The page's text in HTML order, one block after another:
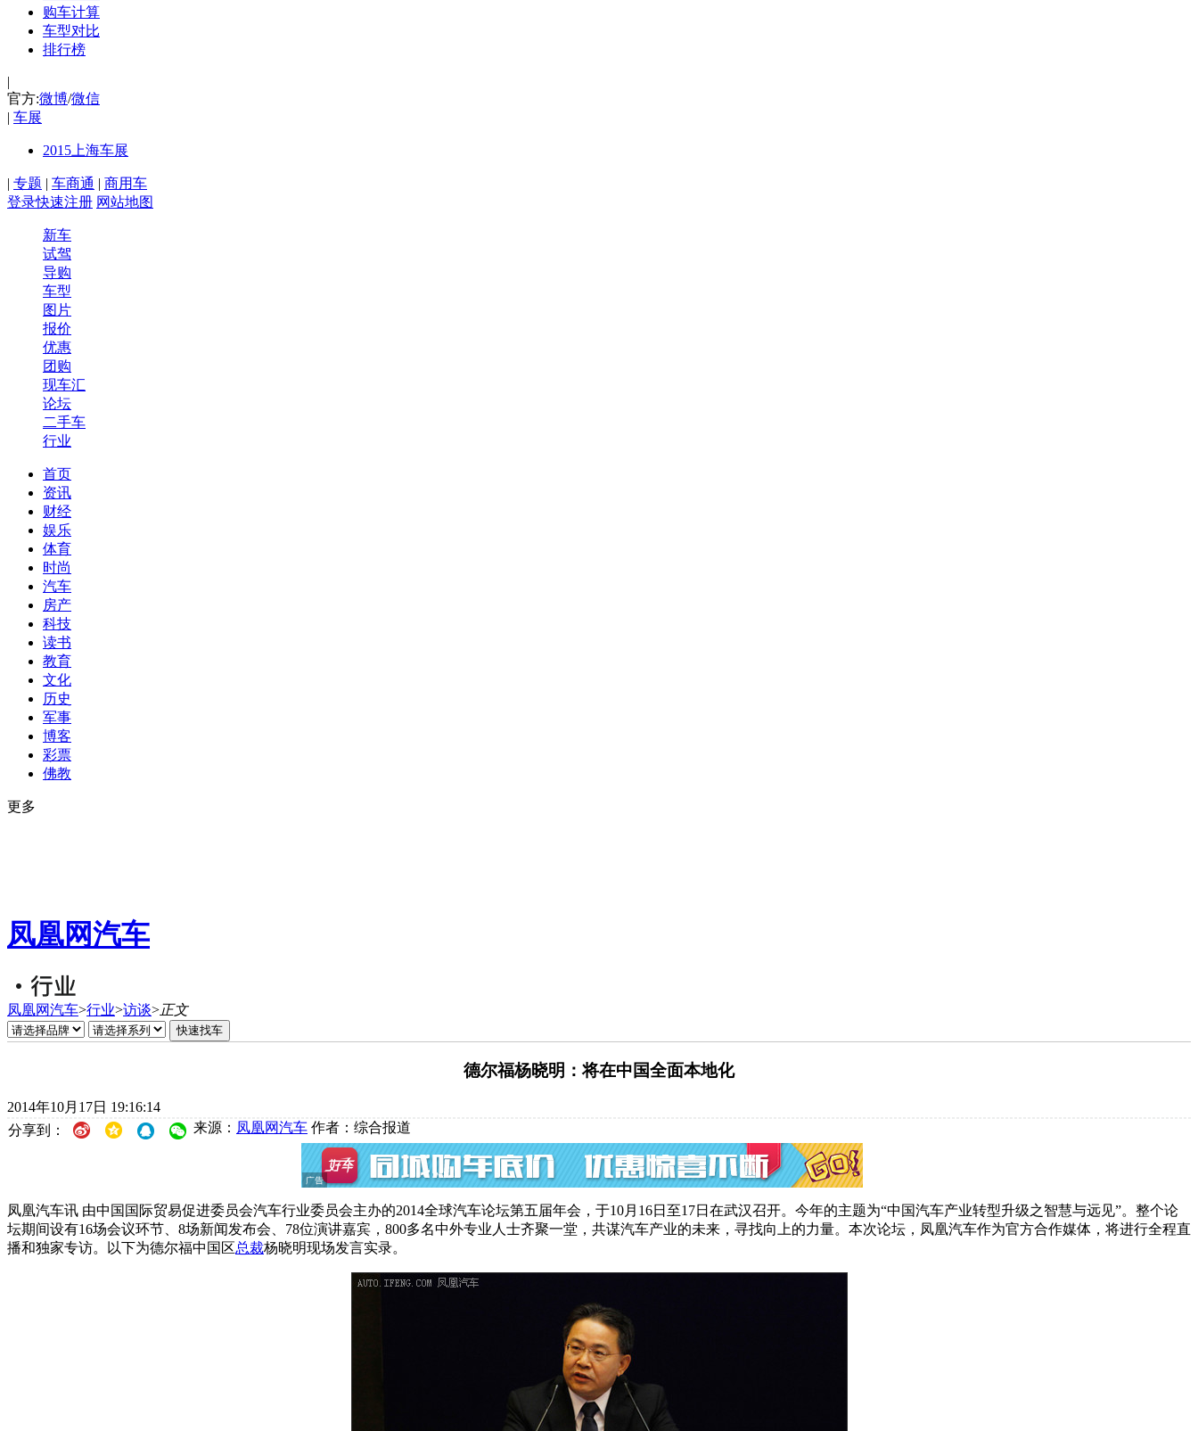
购车计算
车型对比
排行榜
|
官方:微博/微信
| 车展
2015上海车展
| 专题 | 车商通 | 商用车
登录快速注册 网站地图
新车
试驾
导购
车型
图片
报价
优惠
团购
现车汇
论坛
二手车
行业
首页
资讯
财经
娱乐
体育
时尚
汽车
房产
科技
读书
教育
文化
历史
军事
博客
彩票
佛教
更多
凤凰网汽车
凤凰网汽车>行业>访谈>正文
德尔福杨晓明：将在中国全面本地化
2014年10月17日 19:16:14
分享到：
来源： 凤凰网汽车 作者：综合报道
凤凰汽车讯 由中国国际贸易促进委员会汽车行业委员会主办的2014全球汽车论坛第五届年会，于10月16日至17日在武汉召开。今年的主题为“中国汽车产业转型升级之智慧与远见”。整个论
坛期间设有16场会议环节、8场新闻发布会、78位演讲嘉宾，800多名中外专业人士齐聚一堂，共谋汽车产业的未来，寻找向上的力量。本次论坛，凤凰汽车作为官方合作媒体，将进行全程直
播和独家专访。以下为德尔福中国区总裁杨晓明现场发言实录。